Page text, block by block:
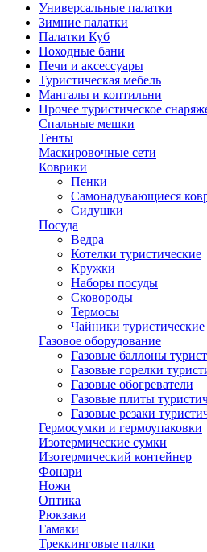
Универсальные палатки
Зимние палатки
Палатки Куб
Походные бани
Печи и аксессуары
Туристическая мебель
Мангалы и коптильни
Прочее туристическое
Спальные мешки
Тенты
Маскировочные сети
Коврики
Пенки
Самонадувающиеся
Сидушки
Посуда
Ведра
Котелки туристические
Кружки
Наборы посуды
Сковороды
Термосы
Чайники туристические
Газовое оборудование
Газовые баллоны
Газовые горелки
Газовые обогреватели
Газовые плиты
Газовые резаки
Гермосумки и гермоупаковки
Изотермические сумки
Изотермический контейнер
Фонари
Ножи
Оптика
Рюкзаки
Гамаки
Треккинговые палки